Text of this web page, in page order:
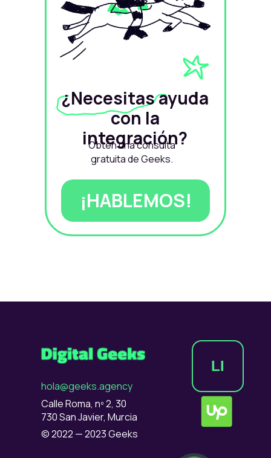
¿Necesitas ayuda
con la
integración?
Obtén una consulta
gratuita de Geeks.
¡HABLEMOS!
© 2022 — 2023 Geeks
Calle Roma, nº 2, 30
730 San Javier, Murcia
hola@geeks.agency
LI